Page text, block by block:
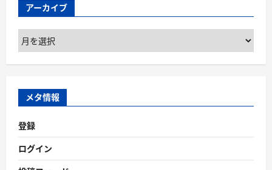
アーカイブ
ア
ー
カ
ブ
メタ情報
登録
ログイン